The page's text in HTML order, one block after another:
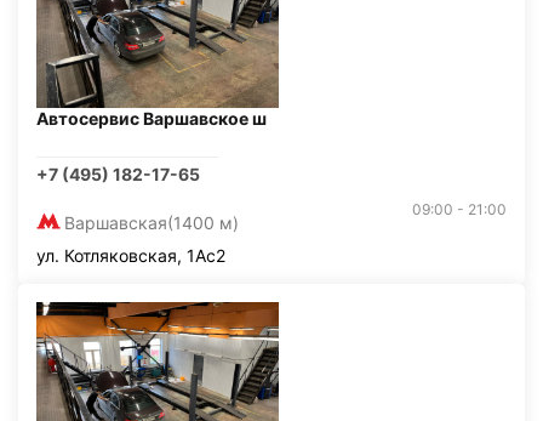
Автосервис Варшавское ш
+7 (495) 182-17-65
Варшавская(1400 м)
09:00 - 21:00
ул. Котляковская, 1Ас2